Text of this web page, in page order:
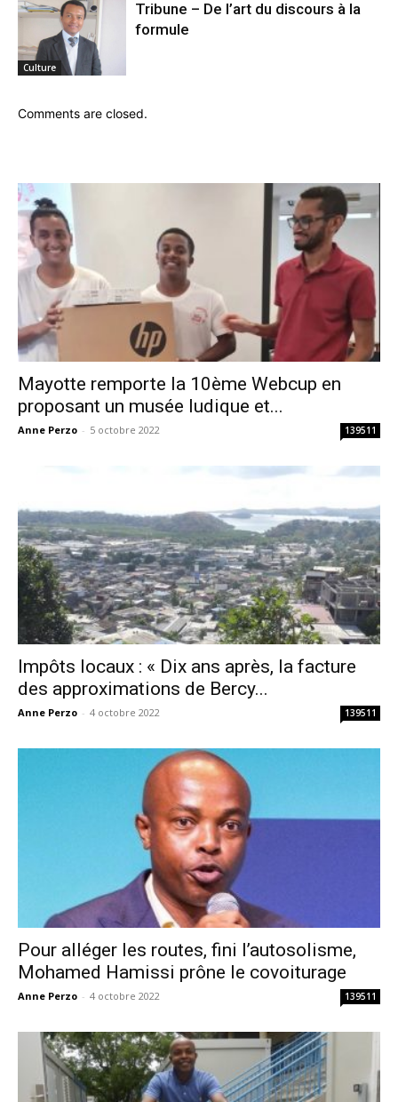
Culture
Tribune – De l’art du discours à la
formule
Comments are closed.
Mayotte remporte la 10ème Webcup en
proposant un musée ludique et...
Anne Perzo - 5 octobre 2022 139511
Impôts locaux : « Dix ans après, la facture
des approximations de Bercy...
Anne Perzo - 4 octobre 2022 139511
Pour alléger les routes, fini l’autosolisme,
Mohamed Hamissi prône le covoiturage
Anne Perzo - 4 octobre 2022 139511